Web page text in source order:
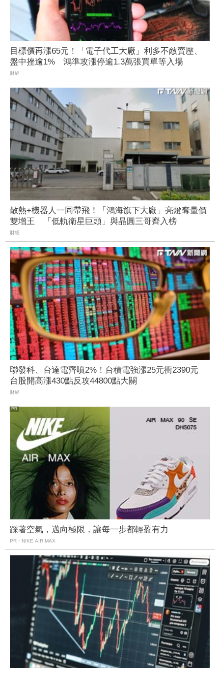
目標價再漲65元！「電子代工大廠」利多不敵賣壓、
盤中挫逾1% 鴻準攻漲停逾1.3萬張買單等入場
財經
散熱+機器人一同帶飛！「鴻海旗下大廠」亮燈奪量價
雙增王 「低軌衛星巨頭」與晶圓三哥齊入榜
財經
聯發科、台達電齊噴2%！台積電強漲25元衝2390元
台股開高漲430點反攻44800點大關
財經
踩著空氣，邁向極限，讓每一步都輕盈有力
PR・NIKE AIR MAX